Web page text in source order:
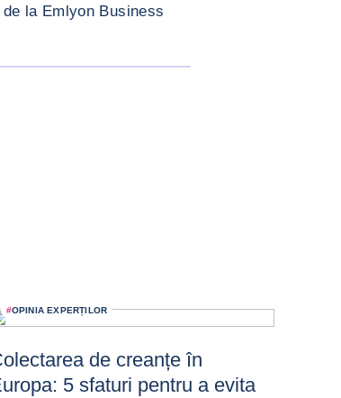
la Emlyon Business
#OPINIA EXPERȚILOR
de creanțe în
5 sfaturi pentru a evita